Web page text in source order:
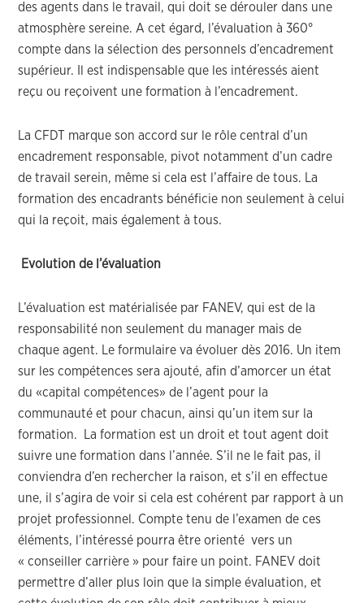
des agents dans le travail, qui doit se dérouler dans une
atmosphère sereine. A cet égard, l’évaluation à 360°
compte dans la sélection des personnels d’encadrement
supérieur. Il est indispensable que les intéressés aient
reçu ou reçoivent une formation à l’encadrement.
La CFDT marque son accord sur le rôle central d’un
encadrement responsable, pivot notamment d’un cadre
de travail serein, même si cela est l’affaire de tous. La
formation des encadrants bénéficie non seulement à celui
qui la reçoit, mais également à tous.
Evolution de l’évaluation
L’évaluation est matérialisée par FANEV, qui est de la
responsabilité non seulement du manager mais de
chaque agent. Le formulaire va évoluer dès 2016. Un item
sur les compétences sera ajouté, afin d’amorcer un état
du «capital compétences» de l’agent pour la
communauté et pour chacun, ainsi qu’un item sur la
formation. La formation est un droit et tout agent doit
suivre une formation dans l’année. S’il ne le fait pas, il
conviendra d’en rechercher la raison, et s’il en effectue
une, il s’agira de voir si cela est cohérent par rapport à un
projet professionnel. Compte tenu de l’examen de ces
éléments, l’intéressé pourra être orienté vers un
« conseiller carrière » pour faire un point. FANEV doit
permettre d’aller plus loin que la simple évaluation, et